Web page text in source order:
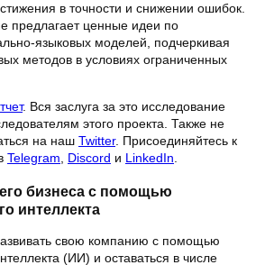
в точности и снижении ошибок.
предлагает ценные идеи по
языковых моделей, подчеркивая
методов в условиях ограниченных
. Вся заслуга за это исследование
этого проекта. Также не
на наш Twitter. Присоединяйтесь к
Telegram, Discord и LinkedIn.
бизнеса с помощью
интеллекта
свою компанию с помощью
(ИИ) и оставаться в числе